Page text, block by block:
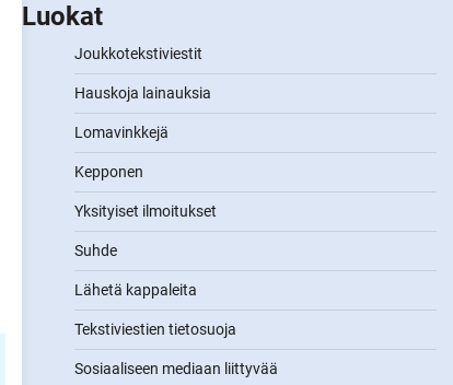
Luokat
Joukkotekstiviestit
Hauskoja lainauksia
Lomavinkkejä
Kepponen
Yksityiset ilmoitukset
Suhde
Lähetä kappaleita
Tekstiviestien tietosuoja
Sosiaaliseen mediaan liittyvää